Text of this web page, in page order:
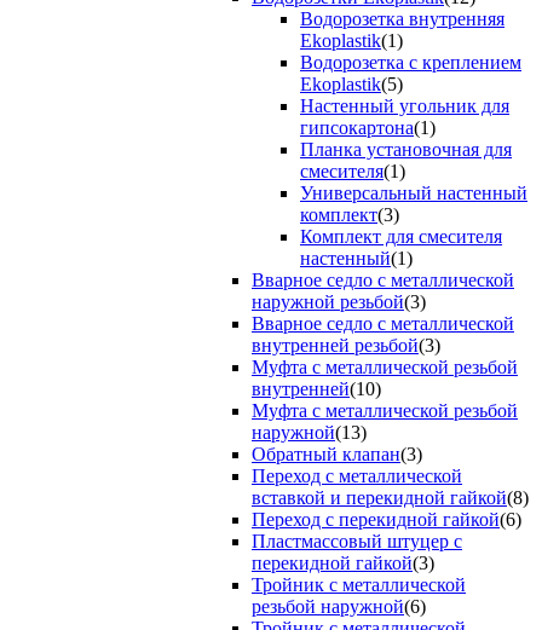
Водорозетка внутренняя
Ekoplastik(1)
Водорозетка с креплением
Ekoplastik(5)
Настенный угольник для
гипсокартона(1)
Планка установочная для
смесителя(1)
Универсальный настенный
комплект(3)
Комплект для смесителя
настенный(1)
Вварное седло с металлической
наружной резьбой(3)
Вварное седло с металлической
внутренней резьбой(3)
Муфта с металлической резьбой
внутренней(10)
Муфта с металлической резьбой
наружной(13)
Обратный клапан(3)
Переход с металлической
вставкой и перекидной гайкой(8)
Переход с перекидной гайкой(6)
Пластмассовый штуцер с
перекидной гайкой(3)
Тройник с металлической
резьбой наружной(6)